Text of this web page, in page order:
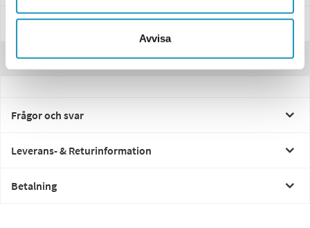
Avvisa
Specifikationer
Recensioner
Frågor och svar
Leverans- & Returinformation
Betalning